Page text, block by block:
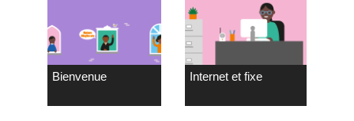
Bienvenue Internet et fixe